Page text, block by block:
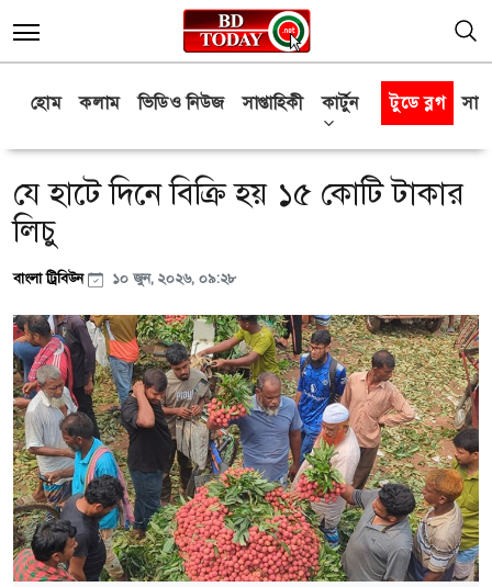
হোম কলাম ভিডিও নিউজ সাপ্তাহিকী কার্টুন টুডে ব্লগ
যে হাটে দিনে বিক্রি হয় ১৫ কোটি টাকার
লিচু
বাংলা ট্রিবিউন ১০ জুন, ২০২৬, ০৯:২৮